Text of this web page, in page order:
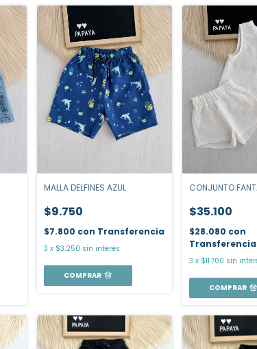
MALLA DELFINES AZUL
$9.750
$7.800 con Transferencia
3 x $3.250 sin interés
COMPRAR
CONJUNTO
$35.100
$28.080 con
Transferencia
3 x $11.700 sin
COMPRAR